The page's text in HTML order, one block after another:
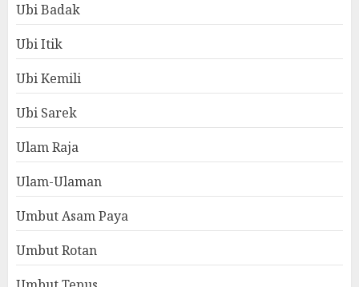
Ubi Badak
Ubi Itik
Ubi Kemili
Ubi Sarek
Ulam Raja
Ulam-Ulaman
Umbut Asam Paya
Umbut Rotan